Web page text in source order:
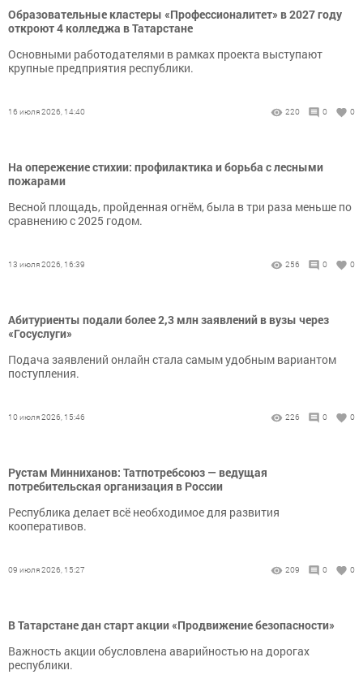
Образовательные кластеры «Профессионалитет» в 2027 году
откроют 4 колледжа в Татарстане
Основными работодателями в рамках проекта выступают
крупные предприятия республики.
16 июля 2026, 14:40 220 0 0
На опережение стихии: профилактика и борьба с лесными
пожарами
Весной площадь, пройденная огнём, была в три раза меньше по
сравнению с 2025 годом.
13 июля 2026, 16:39 256 0 0
Абитуриенты подали более 2,3 млн заявлений в вузы через
«Госуслуги»
Подача заявлений онлайн стала самым удобным вариантом
поступления.
10 июля 2026, 15:46 226 0 0
Рустам Минниханов: Татпотребсоюз — ведущая
потребительская организация в России
Республика делает всё необходимое для развития
кооперативов.
09 июля 2026, 15:27 209 0 0
В Татарстане дан старт акции «Продвижение безопасности»
Важность акции обусловлена аварийностью на дорогах
республики.